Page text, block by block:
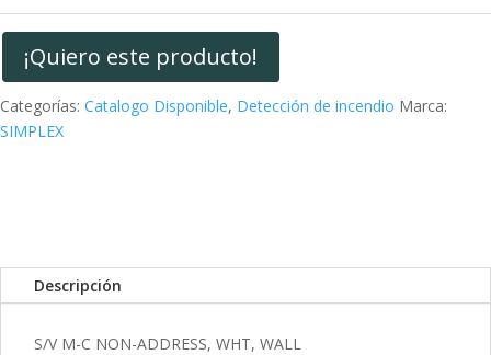
b
o
o
k
e
d
m
p
a
¡Quiero este producto!
Categorías: Catalogo Disponible, Detección de incendio Marca:
SIMPLEX
Descripción
S/V M-C NON-ADDRESS, WHT, WALL